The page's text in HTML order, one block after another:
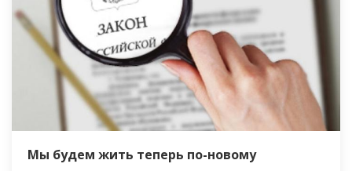
Мы будем жить теперь по-новому